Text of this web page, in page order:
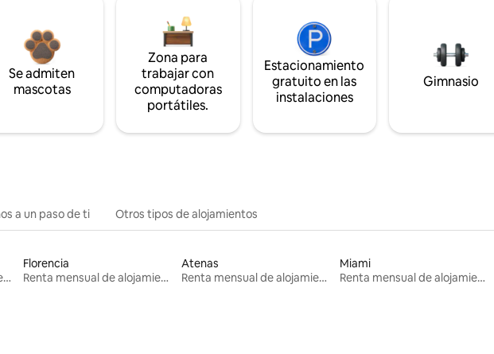
Se admiten
mascotas
Zona para
trabajar con
computadoras
portátiles.
Estacionamiento
gratuito en las
instalaciones
Gimnasio
a un paso de ti Otros tipos de alojamientos
Renta mensual de alojamientos
Florencia
Renta mensual de alojamientos
Atenas
Renta mensual de alojamientos
Miami
Renta mensual de alojamientos